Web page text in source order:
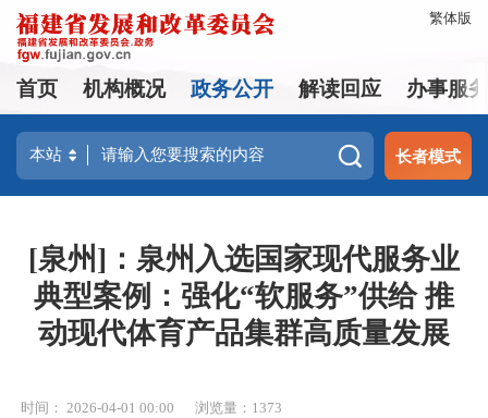
繁体版
首页 机构概况 政务公开 解读回应 办事服
长者模式
[泉州]：泉州入选国家现代服务业
典型案例：强化“软服务”供给 推
动现代体育产品集群高质量发展
时间： 2026-04-01 00:00 浏览量：1373